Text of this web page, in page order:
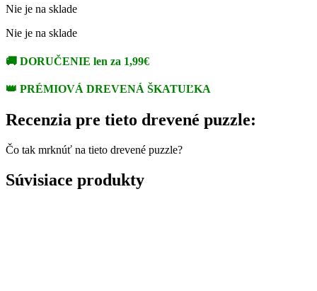
Nie je na sklade
Nie je na sklade
🚚 DORUČENIE len za 1,99€
👑 PRÉMIOVÁ DREVENÁ ŠKATUĽKA
Recenzia pre tieto drevené puzzle:
Čo tak mrknúť na tieto drevené puzzle?
Súvisiace produkty